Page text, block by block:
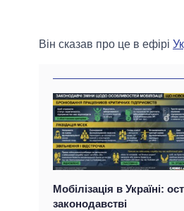
Він сказав про це в ефірі
Мобілізація в Україні:
законодавстві